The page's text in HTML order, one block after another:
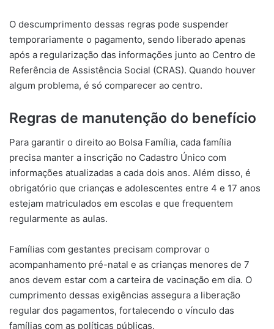
O descumprimento dessas regras pode suspender
temporariamente o pagamento, sendo liberado apenas
após a regularização das informações junto ao Centro de
Referência de Assistência Social (CRAS). Quando houver
algum problema, é só comparecer ao centro.
Regras de manutenção do benefício
Para garantir o direito ao Bolsa Família, cada família
precisa manter a inscrição no Cadastro Único com
informações atualizadas a cada dois anos. Além disso, é
obrigatório que crianças e adolescentes entre 4 e 17 anos
estejam matriculados em escolas e que frequentem
regularmente as aulas.
Famílias com gestantes precisam comprovar o
acompanhamento pré-natal e as crianças menores de 7
anos devem estar com a carteira de vacinação em dia. O
cumprimento dessas exigências assegura a liberação
regular dos pagamentos, fortalecendo o vínculo das
famílias com as políticas públicas.